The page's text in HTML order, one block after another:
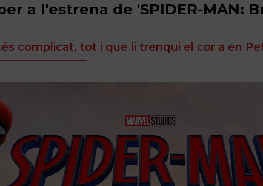
a l'estrena de 'SPIDER-MAN:
complicat, tot i que li trenqui el cor a en